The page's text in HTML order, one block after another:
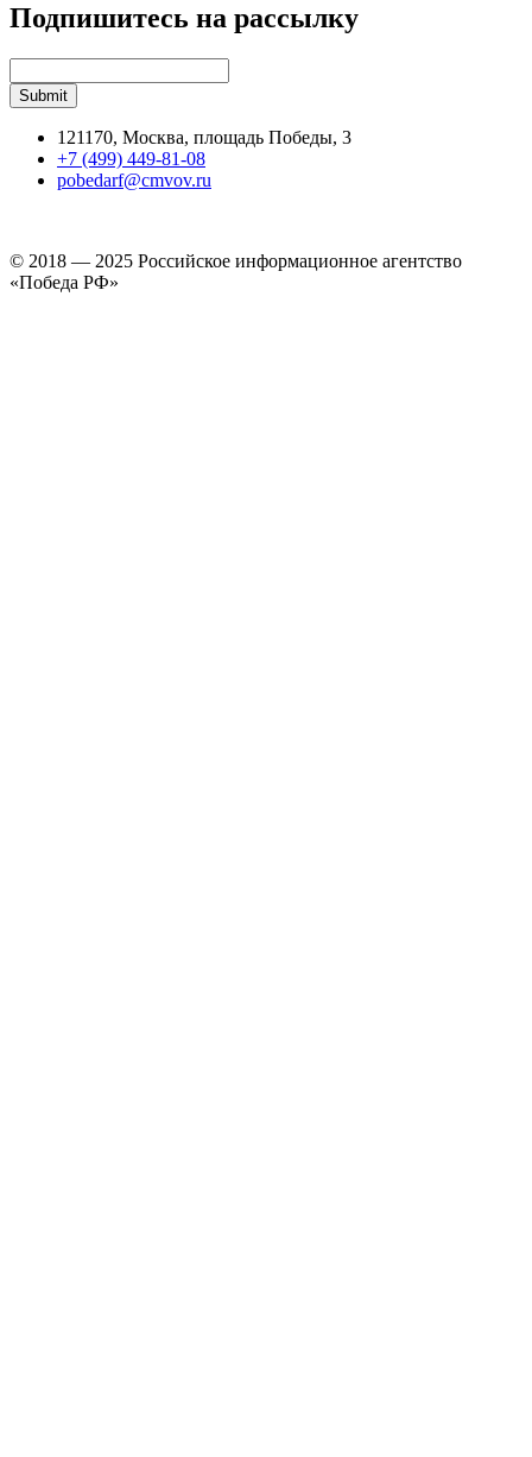
Подпишитесь на рассылку
121170, Москва, площадь Победы, 3
+7 (499) 449-81-08
pobedarf@cmvov.ru
© 2018 — 2025 Российское информационное агентство
«Победа РФ»